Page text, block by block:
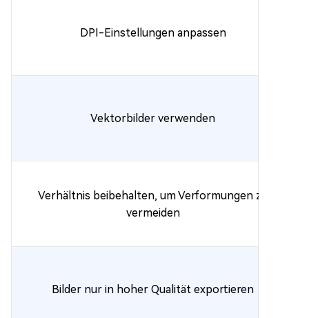
DPI-Einstellungen anpassen
Vektorbilder verwenden
Verhältnis beibehalten, um Verformungen zu
vermeiden
Bilder nur in hoher Qualität exportieren